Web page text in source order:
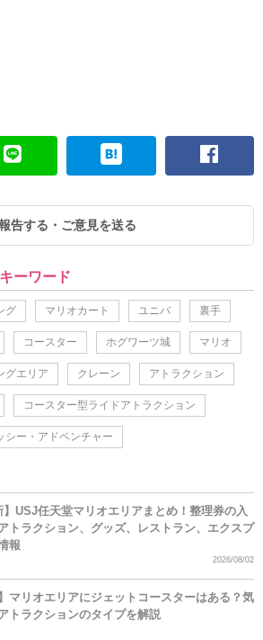
告する・ご意見を送る
ーワード
グ マリオカート ユニバ 裏手
コースター ホグワーツ城 マリオ
グエリア クレーン アトラクション
コースター型ライドアトラクション
シー・アドベンチャー
】USJ任天堂マリオエリアまとめ！整理券の入
トラクション、グッズ、レストラン、エクスプ
報
2026/08/02
】マリオエリアにジェットコースターはある？気
トラクションのタイプを解説